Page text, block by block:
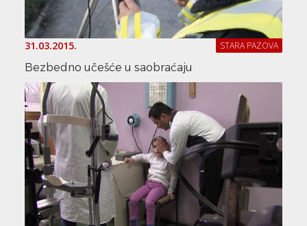
31.03.2015. STARA PAZOVA
Bezbedno učešće u saobraćaju